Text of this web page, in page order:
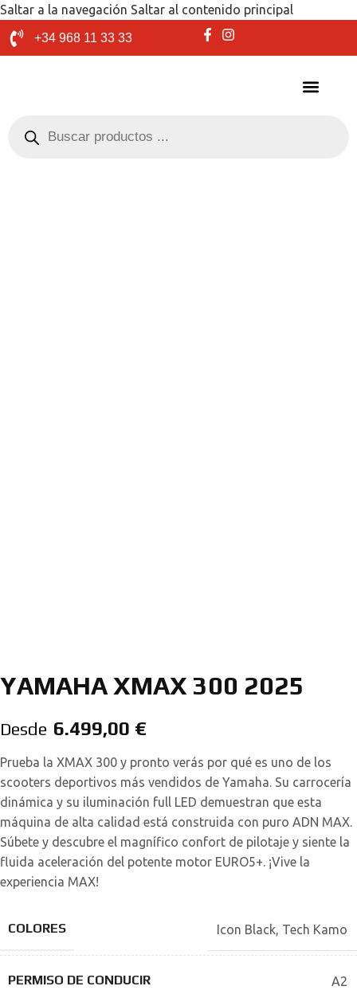
Saltar a la navegación Saltar al contenido principal
+34 968 11 33 33
YAMAHA XMAX 300 2025
Desde 6.499,00 €
Prueba la XMAX 300 y pronto verás por qué es uno de los
scooters deportivos más vendidos de Yamaha. Su carrocería
dinámica y su iluminación full LED demuestran que esta
máquina de alta calidad está construida con puro ADN MAX.
Súbete y descubre el magnífico confort de pilotaje y siente la
fluida aceleración del potente motor EURO5+. ¡Vive la
experiencia MAX!
COLORES Icon Black Tech Kamo
PERMISO DE CONDUCIR A2